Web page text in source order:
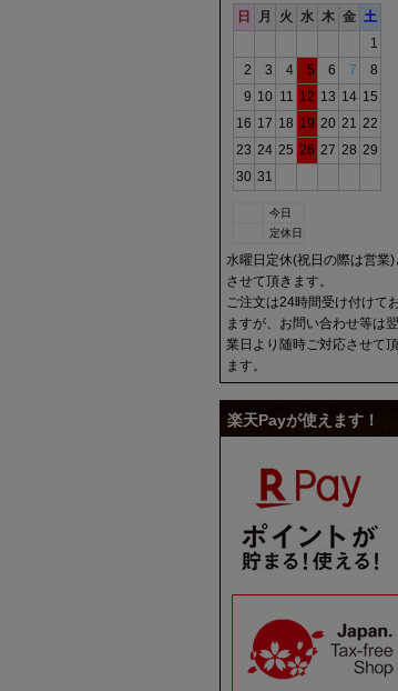
日
月 火 水 木 金 土
1
2
3 4 5 6 7
8
9 10 11 12 13 14 15
16 17 18 19 20 21 22
23 24 25 26 27 28 29
30 31
今日
定休日
水曜日定休(祝日の際は営業)
させて頂きます。
ご注文は24時間受け付けて
ますが、お問い合わせ等は
業日より随時ご対応させて
ます。
楽天Payが使えます！